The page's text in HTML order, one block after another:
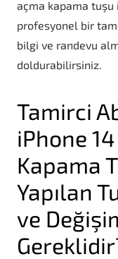
açma kapama tuşu
profesyonel bir
bilgi ve randevu
doldurabilirsiniz.
Tamirci
iPhone
Kapama
Yapılan
ve